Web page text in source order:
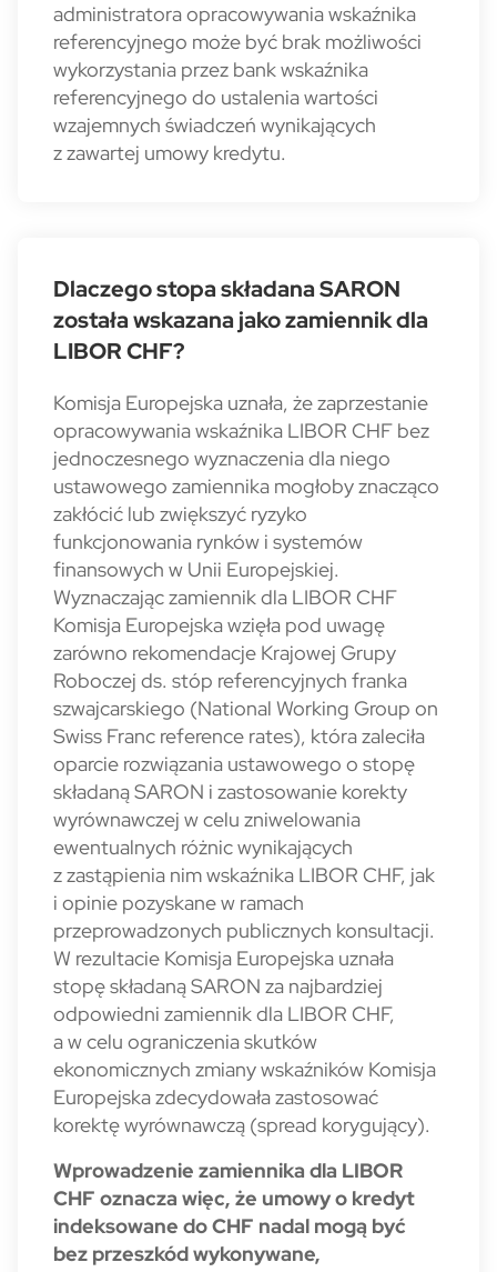
administratora opracowywania wskaźnika
referencyjnego może być brak możliwości
wykorzystania przez bank wskaźnika
referencyjnego do ustalenia wartości
wzajemnych świadczeń wynikających
z zawartej umowy kredytu.
Dlaczego stopa składana SARON
została wskazana jako zamiennik dla
LIBOR CHF?
Komisja Europejska uznała, że zaprzestanie
opracowywania wskaźnika LIBOR CHF bez
jednoczesnego wyznaczenia dla niego
ustawowego zamiennika mogłoby znacząco
zakłócić lub zwiększyć ryzyko
funkcjonowania rynków i systemów
finansowych w Unii Europejskiej.
Wyznaczając zamiennik dla LIBOR CHF
Komisja Europejska wzięła pod uwagę
zarówno rekomendacje Krajowej Grupy
Roboczej ds. stóp referencyjnych franka
szwajcarskiego (National Working Group on
Swiss Franc reference rates), która zaleciła
oparcie rozwiązania ustawowego o stopę
składaną SARON i zastosowanie korekty
wyrównawczej w celu zniwelowania
ewentualnych różnic wynikających
z zastąpienia nim wskaźnika LIBOR CHF, jak
i opinie pozyskane w ramach
przeprowadzonych publicznych konsultacji.
W rezultacie Komisja Europejska uznała
stopę składaną SARON za najbardziej
odpowiedni zamiennik dla LIBOR CHF,
a w celu ograniczenia skutków
ekonomicznych zmiany wskaźników Komisja
Europejska zdecydowała zastosować
korektę wyrównawczą (spread korygujący).
Wprowadzenie zamiennika dla LIBOR
CHF oznacza więc, że umowy o kredyt
indeksowane do CHF nadal mogą być
bez przeszkód wykonywane,